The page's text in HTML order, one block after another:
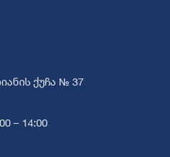
ქუჩა № 37
– 14:00